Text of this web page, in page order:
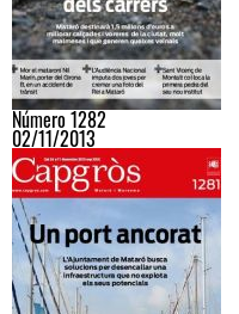
Número 1282
02/11/2013